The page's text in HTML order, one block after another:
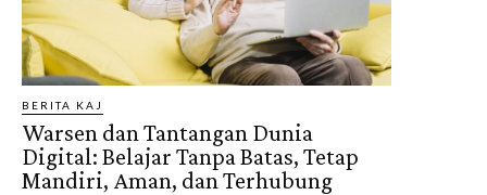
BERITA KAJ
Warsen dan Tantangan Dunia
Digital: Belajar Tanpa Batas, Tetap
Mandiri, Aman, dan Terhubung